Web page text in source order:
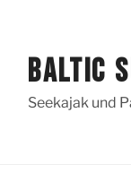
BALTIC
Seekajak und